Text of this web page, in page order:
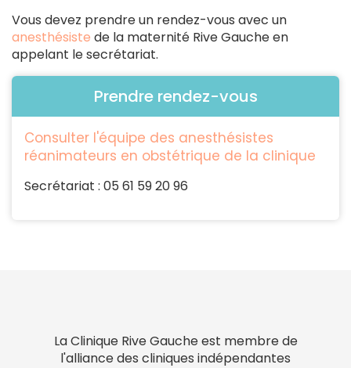
Vous devez prendre un rendez-vous avec un
anesthésiste de la maternité Rive Gauche en
appelant le secrétariat.
Prendre rendez-vous
Consulter l'équipe des anesthésistes
réanimateurs en obstétrique de la clinique
Secrétariat : 05 61 59 20 96
La Clinique Rive Gauche est membre de
l'alliance des cliniques indépendantes